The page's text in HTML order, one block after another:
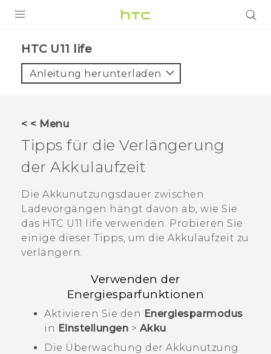
VIVE
VIVERSE
UNTERSTÜTZUNG
HTC-Geräte und Zubehör
Anmelden
HTC U11 life‎
Anleitung herunterladen
< < Menu
Tipps für die Verlängerung
der Akkulaufzeit
Die Akkunutzungsdauer zwischen
Ladevorgängen hängt davon ab, wie Sie
das HTC U11 life verwenden. Probieren Sie
einige dieser Tipps, um die Akkulaufzeit zu
verlängern.
Verwenden der
Energiesparfunktionen
Aktivieren Sie den Energiesparmodus
in Einstellungen > Akku.
Die Überwachung der Akkunutzung